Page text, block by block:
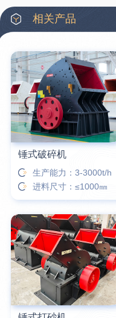
3分钟前 王先生留言：
6分钟前 姚女士留言：这
12分钟前 宋先生留言
16分钟前 柳先生留言
26分钟前 杨先生留言
相关产品
锤式破碎机
生产能力：3-3000t/h
进料尺寸：≤1000㎜